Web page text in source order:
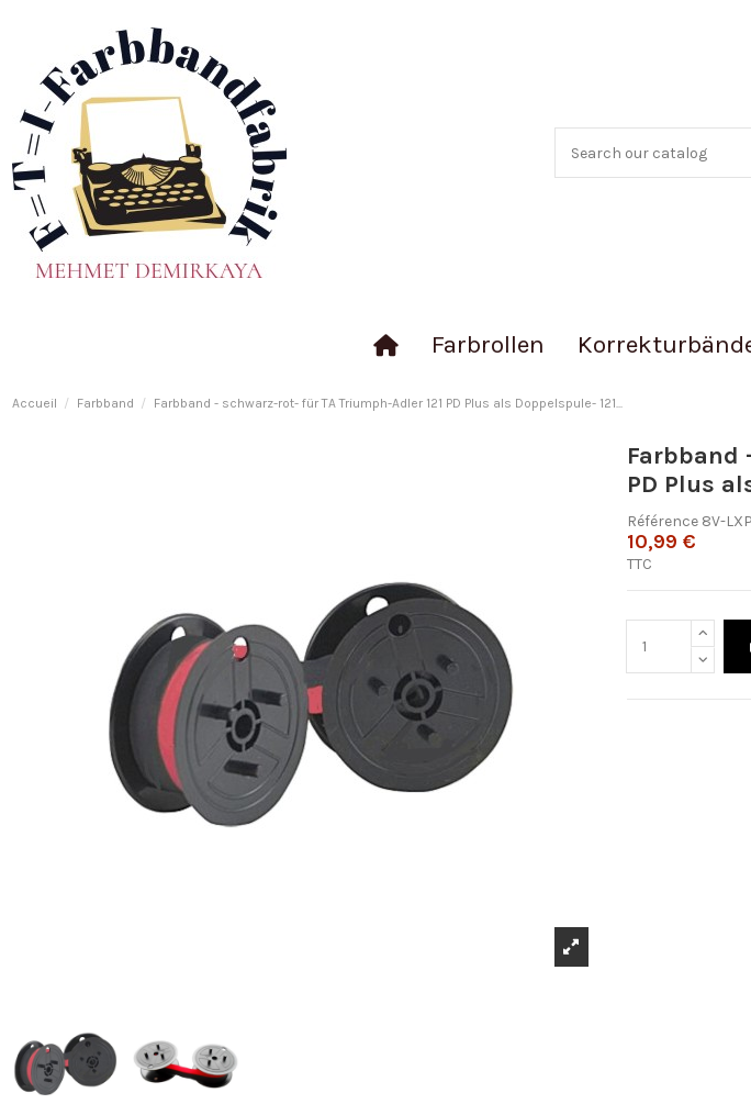
Farbrollen
Accueil Farbband Farbband - schwarz-rot- für TA Triumph-Adler 121 PD Plus als Doppelspule- 121...
Farbband
PD Plus
Référence 8V-
10,99 €
TTC